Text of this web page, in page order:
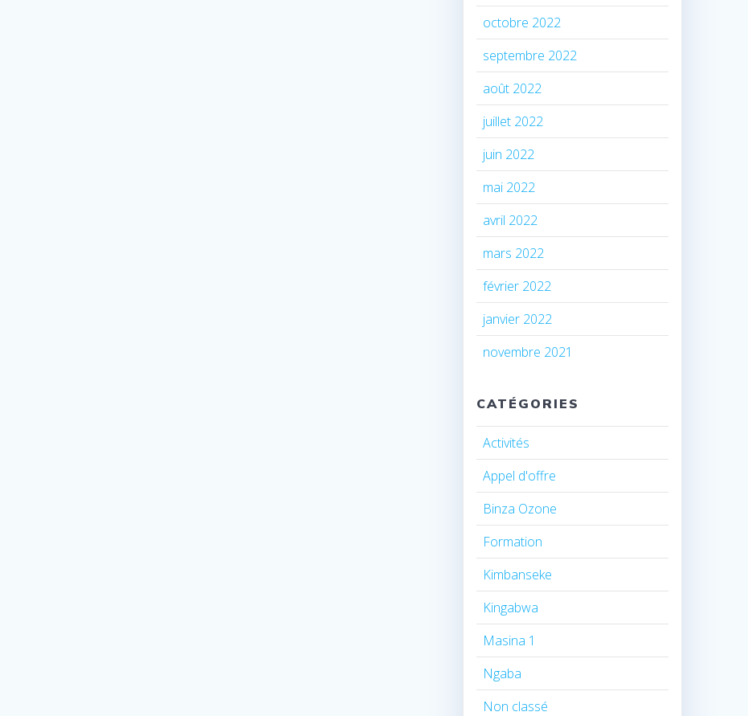
octobre 2022
septembre 2022
août 2022
juillet 2022
juin 2022
mai 2022
avril 2022
mars 2022
février 2022
janvier 2022
novembre 2021
CATÉGORIES
Activités
Appel d'offre
Binza Ozone
Formation
Kimbanseke
Kingabwa
Masina 1
Ngaba
Non classé